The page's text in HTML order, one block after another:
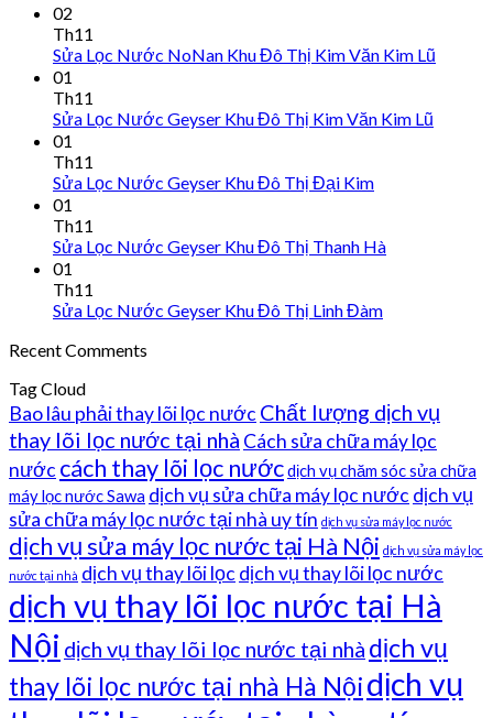
02
Th11
Sửa Lọc Nước NoNan Khu Đô Thị Kim Văn Kim Lũ
01
Th11
Sửa Lọc Nước Geyser Khu Đô Thị Kim Văn Kim Lũ
01
Th11
Sửa Lọc Nước Geyser Khu Đô Thị Đại Kim
01
Th11
Sửa Lọc Nước Geyser Khu Đô Thị Thanh Hà
01
Th11
Sửa Lọc Nước Geyser Khu Đô Thị Linh Đàm
Recent Comments
Tag Cloud
Bao lâu phải thay lõi lọc nước Chất lượng dịch vụ
thay lõi lọc nước tại nhà Cách sửa chữa máy lọc
nước cách thay lõi lọc nướcdịch vụ chăm sóc sửa chữa
máy lọc nước Sawa dịch vụ sửa chữa máy lọc nước dịch vụ
sửa chữa máy lọc nước tại nhà uy tín dịch vụ sửa máy lọc nước
dịch vụ sửa máy lọc nước tại Hà Nội dịch vụ sửa máy lọc
nước tại nhà dịch vụ thay lõi lọc dịch vụ thay lõi lọc nước
dịch vụ thay lõi lọc nước tại Hà
Nội dịch vụ thay lõi lọc nước tại nhà dịch vụ
thay lõi lọc nước tại nhà Hà Nộidịch vụ